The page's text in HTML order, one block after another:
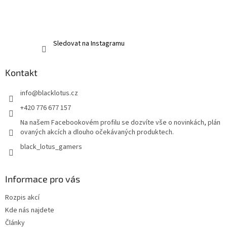
Sledovat na Instagramu
Kontakt
info@blacklotus.cz
+420 776 677 157
Na našem Facebookovém profilu se dozvíte vše o novinkách, plán
ovaných akcích a dlouho očekávaných produktech.
black_lotus_gamers
Informace pro vás
Rozpis akcí
Kde nás najdete
Články